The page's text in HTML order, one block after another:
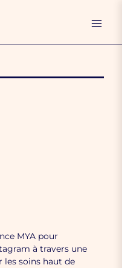
MYA pour
à travers une
soins haut de